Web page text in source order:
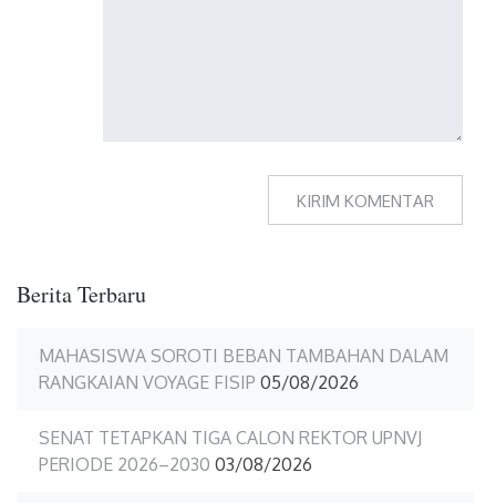
Berita Terbaru
MAHASISWA SOROTI BEBAN TAMBAHAN DALAM
RANGKAIAN VOYAGE FISIP 05/08/2026
SENAT TETAPKAN TIGA CALON REKTOR UPNVJ
PERIODE 2026–2030 03/08/2026